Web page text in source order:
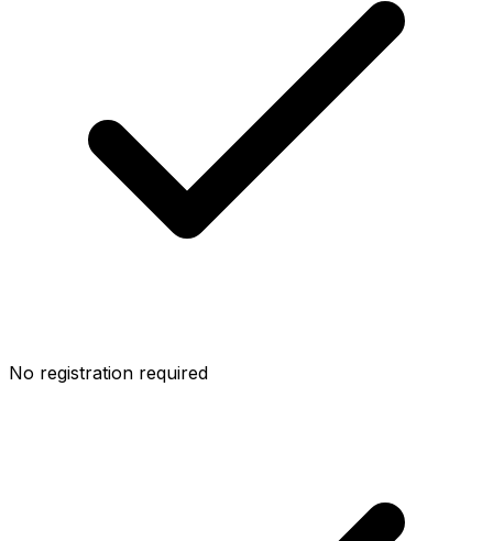
No registration required